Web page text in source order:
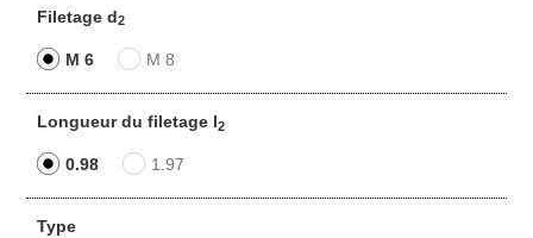
Filetage d2
M 6 M 8
Longueur du filetage l2
0.98 1.97
Type